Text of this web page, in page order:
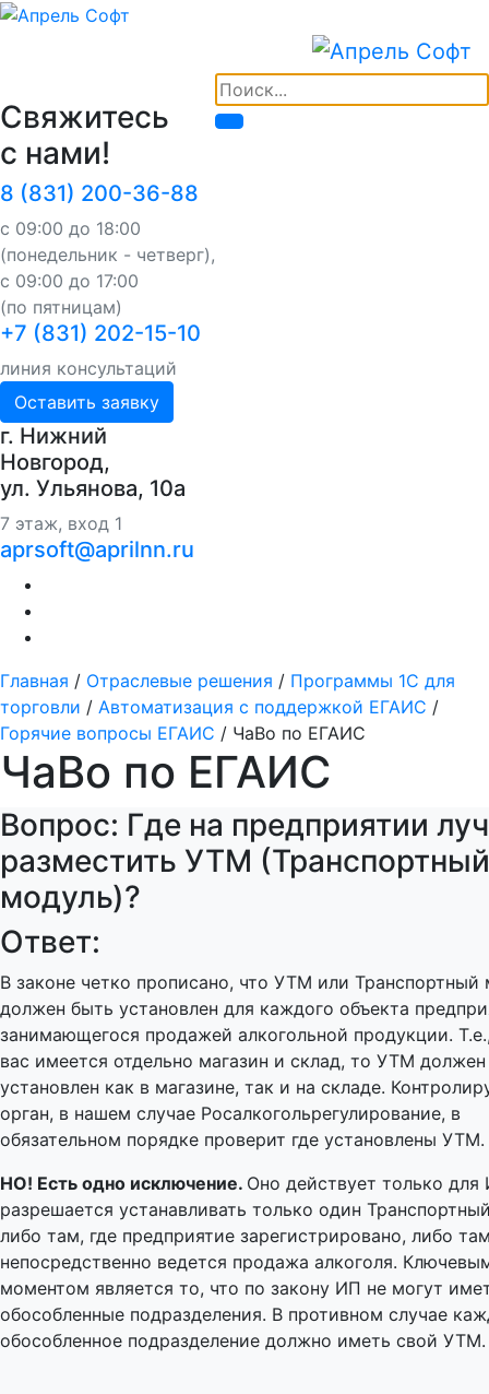
Свяжитесь
с нами!
8 (831) 200-36-88
с 09:00 до 18:00
(понедельник - четверг),
с 09:00 до 17:00
(по пятницам)
+7 (831) 202-15-10
линия консультаций
Оставить заявку
г. Нижний
Новгород,
ул. Ульянова, 10a
7 этаж, вход 1
aprsoft@aprilnn.ru
Главная / Отраслевые решения / Программы 1С для
торговли / Автоматизация с поддержкой ЕГАИС /
Горячие вопросы ЕГАИС / ЧаВо по ЕГАИС
ЧаВо по ЕГАИС
Вопрос: Где на предприятии
разместить УТМ (Транспортный
модуль)?
Ответ:
В законе четко прописано, что УТМ или Транспортный
должен быть установлен для каждого объекта
занимающегося продажей алкогольной продукции.
вас имеется отдельно магазин и склад, то УТМ
установлен как в магазине, так и на складе.
орган, в нашем случае Росалкогольрегулирование, в
обязательном порядке проверит где установлены УТМ.
НО! Есть одно исключение. Оно действует только
разрешается устанавливать только один
либо там, где предприятие зарегистрировано, либо
непосредственно ведется продажа алкоголя.
моментом является то, что по закону ИП не могут
обособленные подразделения. В противном случае
обособленное подразделение должно иметь свой УТМ.